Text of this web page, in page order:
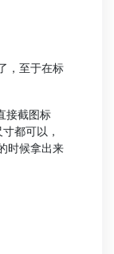
，至于在标
接截图标
都可以，
时候拿出来